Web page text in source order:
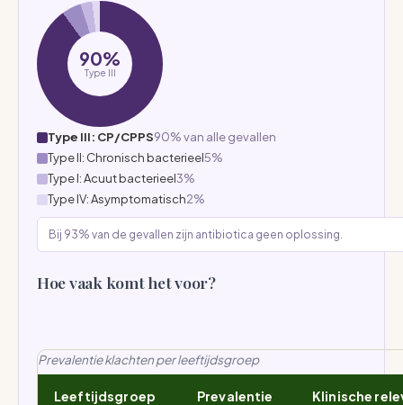
90%
Type III
Type III: CP/CPPS90% van alle gevallen
Type II: Chronisch bacterieel5%
Type I: Acuut bacterieel3%
Type IV: Asymptomatisch2%
Bij 93% van de gevallen zijn antibiotica geen oplossing.
Hoe vaak komt het voor?
Prevalentie klachten per leeftijdsgroep
Leeftijdsgroep Prevalentie Klinische